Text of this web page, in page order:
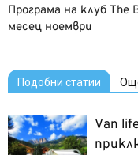
Програма на клуб The
месец ноември
Подобни статии
Van